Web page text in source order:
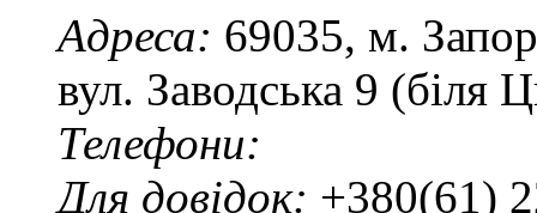
Адреса: 69035, м.
вул. Заводська 9 (біля
Телефони:
Для довідок: +380(61)